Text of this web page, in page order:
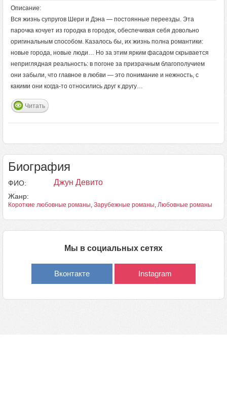
Описание:
Вся жизнь супругов Шери и Дэна — постоянные переезды. Эта
парочка кочует из городка в городок, обеспечивая себя довольно
оригинальным способом. Казалось бы, их жизнь полна романтики:
новые города, новые люди… Но за этим ярким фасадом скрывается
неприглядная реальность: в погоне за призрачным благополучием
они забыли, что главное в любви — это понимание и нежность, с
какими они когда-то относились друг к другу…
Читать
Биография
ФИО: Джун Девито
Жанр:
Короткие любовные романы, Зарубежные романы, Любовные романы
Мы в социальных сетях
Вконтакте Instagram